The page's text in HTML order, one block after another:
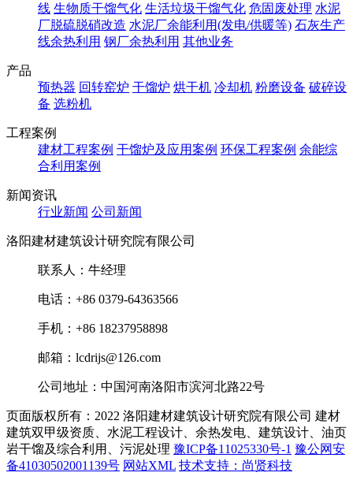
线 生物质干馏气化 生活垃圾干馏气化 危固废处理 水泥
厂脱硫脱硝改造 水泥厂余能利用(发电/供暖等) 石灰生产
线余热利用 钢厂余热利用 其他业务
产品
预热器 回转窑炉 干馏炉 烘干机 冷却机 粉磨设备 破碎设
备 选粉机
工程案例
建材工程案例 干馏炉及应用案例 环保工程案例 余能综
合利用案例
新闻资讯
行业新闻 公司新闻
洛阳建材建筑设计研究院有限公司
联系人：牛经理
电话：+86 0379-64363566
手机：+86 18237958898
邮箱：lcdrijs@126.com
公司地址：中国河南洛阳市滨河北路22号
页面版权所有：2022 洛阳建材建筑设计研究院有限公司 建材
建筑双甲级资质、水泥工程设计、余热发电、建筑设计、油页
岩干馏及综合利用、污泥处理 豫ICP备11025330号-1 豫公网安
备41030502001139号 网站XML 技术支持：尚贤科技